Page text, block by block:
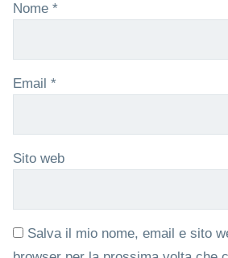
Nome *
Email *
Sito web
Salva il mio nome, email e sito